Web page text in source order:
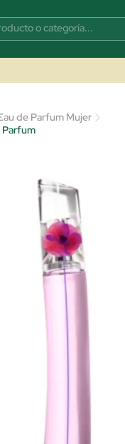
de Parfum Mujer
Parfum